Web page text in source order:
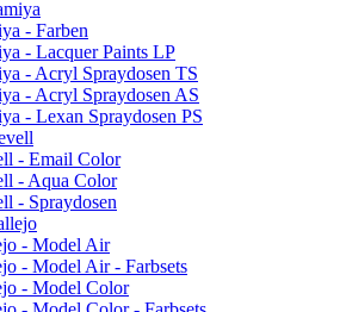
- Farben
- Lacquer Paints LP
- Acryl Spraydosen TS
- Acryl Spraydosen AS
- Lexan Spraydosen PS
- Email Color
- Aqua Color
- Spraydosen
- Model Air
- Model Air - Farbsets
- Model Color